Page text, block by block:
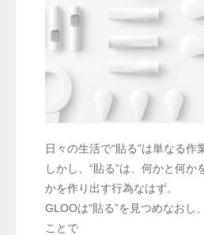
日々の生活で“貼る”は単なる作
しかし、“貼る”は、何かと何か
かを作り出す行為なはず。
GLOOは“貼る”を見つめなおし
ことで